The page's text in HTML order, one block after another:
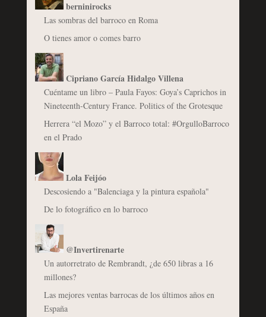
berninirocks
Las sombras del barroco en Roma
O tienes amor o comes barro
Cipriano García Hidalgo Villena
Cuéntame un libro – Paula Fayos: Goya’s Caprichos in
Nineteenth-Century France. Politics of the Grotesque
Herrera “el Mozo” y el Barroco total: #OrgulloBarroco
en el Prado
Lola Feijóo
Descosiendo a "Balenciaga y la pintura española"
De lo fotográfico en lo barroco
@Invertirenarte
Un autorretrato de Rembrandt, ¿de 650 libras a 16
millones?
Las mejores ventas barrocas de los últimos años en
España